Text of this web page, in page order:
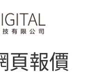
頁報價